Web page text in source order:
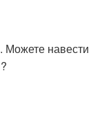
Можете навести